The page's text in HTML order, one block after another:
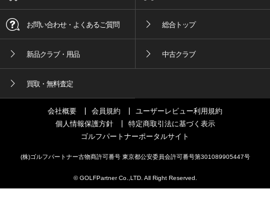
お問い合わせ・よくあるご質問 総合トップ
新品クラブ・用品 中古クラブ
買取・無料査定
会社概要 会員規約
ユーザーレビュー利用規約
個人情報保護方針
特定商取引法に基づく表示
ゴルフパートナーポータルサイト
(株)ゴルフパートナー古物商許可番号 東京都公安委員会許可番号第301089905447号
© GOLFPartner Co.,LTD. All Right Reserved.